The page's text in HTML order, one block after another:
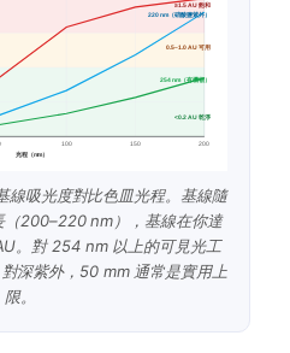
100 150 200
光程（mm）
≥1.5 AU 飽和
0.5–1.0 AU 可用
<0.2 AU 乾淨
254 nm（有機物）
220 nm（硝酸鹽紫外）
吸光度對比色皿光程。基線隨
（200–220 nm），基線在你達
。對 254 nm 以上的可見光工
深紫外，50 mm 通常是實用上
限。